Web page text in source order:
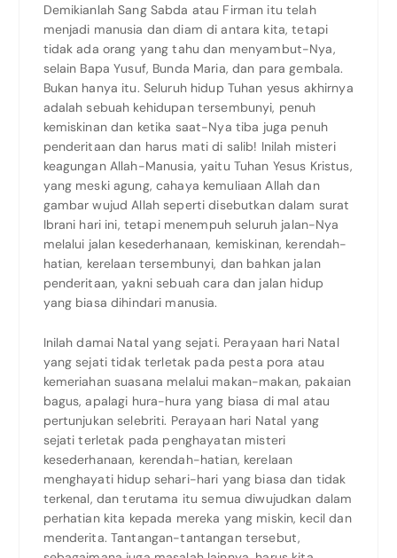
Demikianlah Sang Sabda atau Firman itu telah
menjadi manusia dan diam di antara kita, tetapi
tidak ada orang yang tahu dan menyambut-Nya,
selain Bapa Yusuf, Bunda Maria, dan para gembala.
Bukan hanya itu. Seluruh hidup Tuhan yesus akhirnya
adalah sebuah kehidupan tersembunyi, penuh
kemiskinan dan ketika saat-Nya tiba juga penuh
penderitaan dan harus mati di salib! Inilah misteri
keagungan Allah-Manusia, yaitu Tuhan Yesus Kristus,
yang meski agung, cahaya kemuliaan Allah dan
gambar wujud Allah seperti disebutkan dalam surat
Ibrani hari ini, tetapi menempuh seluruh jalan-Nya
melalui jalan kesederhanaan, kemiskinan, kerendah-
hatian, kerelaan tersembunyi, dan bahkan jalan
penderitaan, yakni sebuah cara dan jalan hidup
yang biasa dihindari manusia.
Inilah damai Natal yang sejati. Perayaan hari Natal
yang sejati tidak terletak pada pesta pora atau
kemeriahan suasana melalui makan-makan, pakaian
bagus, apalagi hura-hura yang biasa di mal atau
pertunjukan selebriti. Perayaan hari Natal yang
sejati terletak pada penghayatan misteri
kesederhanaan, kerendah-hatian, kerelaan
menghayati hidup sehari-hari yang biasa dan tidak
terkenal, dan terutama itu semua diwujudkan dalam
perhatian kita kepada mereka yang miskin, kecil dan
menderita. Tantangan-tantangan tersebut,